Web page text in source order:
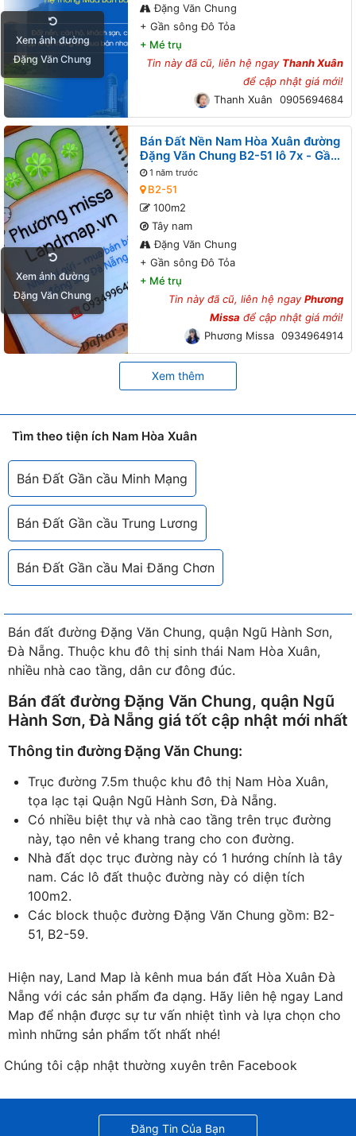
Xem ảnh đường
Đặng Văn Chung
Đặng Văn Chung
+ Gần sông Đô Tỏa
+ Mé trụ
Tin này đã cũ, liên hệ ngay Thanh Xuân
để cập nhật giá mới!
Thanh Xuân
0905694684
Xem ảnh đường
Đặng Văn Chung
Bán Đất Nền Nam Hòa Xuân đường
Đặng Văn Chung B2-51 lô 7x - Gần
sông Đô Tỏa
1 năm trước
B2-51
100m2
Tây nam
Đặng Văn Chung
+ Gần sông Đô Tỏa
+ Mé trụ
Tin này đã cũ, liên hệ ngayPhương
Missa để cập nhật giá mới!
Phương Missa 0934964914
Xem thêm
Tìm theo tiện ích Nam Hòa Xuân
Bán Đất Gần cầu Minh Mạng
Bán Đất Gần cầu Trung Lương
Bán Đất Gần cầu Mai Đăng Chơn
Bán đất đường Đặng Văn Chung, quận Ngũ Hành Sơn,
Đà Nẵng. Thuộc khu đô thị sinh thái Nam Hòa Xuân,
nhiều nhà cao tầng, dân cư đông đúc.
Bán đất đường Đặng Văn Chung, quận Ngũ
Hành Sơn, Đà Nẵng giá tốt cập nhật mới nhất
Thông tin đường Đặng Văn Chung:
Trục đường 7.5m thuộc khu đô thị Nam Hòa Xuân,
tọa lạc tại Quận Ngũ Hành Sơn, Đà Nẵng.
Có nhiều biệt thự và nhà cao tầng trên trục đường
này, tạo nên vẻ khang trang cho con đường.
Nhà đất dọc trục đường này có 1 hướng chính là tây
nam. Các lô đất thuộc đường này có diện tích
100m2.
Các block thuộc đường Đặng Văn Chung gồm: B2-
51, B2-59.
Hiện nay, Land Map là kênh mua bán đất Hòa Xuân Đà
Nẵng với các sản phẩm đa dạng. Hãy liên hệ ngay Land
Map để nhận được sự tư vấn nhiệt tình và lựa chọn cho
mình những sản phẩm tốt nhất nhé!
Chúng tôi cập nhật thường xuyên trên Facebook
Đăng Tin Của Bạn